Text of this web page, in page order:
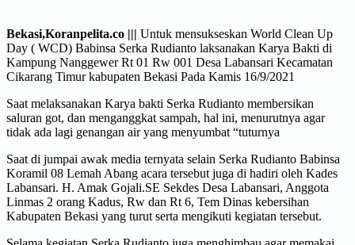
Bekasi,Koranpelita.co ||| Untuk mensukseskan World Clean Up
Day ( WCD) Babinsa Serka Rudianto laksanakan Karya Bakti di
Kampung Nanggewer Rt 01 Rw 001 Desa Labansari Kecamatan
Cikarang Timur kabupaten Bekasi Pada Kamis 16/9/2021
Saat melaksanakan Karya bakti Serka Rudianto membersikan
saluran got, dan menganggkat sampah, hal ini, menurutnya agar
tidak ada lagi genangan air yang menyumbat “tuturnya
Saat di jumpai awak media ternyata selain Serka Rudianto Babinsa
Koramil 08 Lemah Abang acara tersebut juga di hadiri oleh Kades
Labansari. H. Amak Gojali.SE Sekdes Desa Labansari, Anggota
Linmas 2 orang Kadus, Rw dan Rt 6, Tem Dinas kebersihan
Kabupaten Bekasi yang turut serta mengikuti kegiatan tersebut.